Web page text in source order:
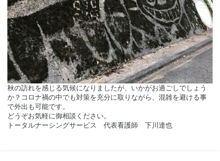
秋の訪れを感じる気候になりましたが、いかがお過ごしでしょう
か？コロナ禍の中でも対策を充分に取りながら、混雑を避ける事
で外出も可能です。
どうぞお気軽に御相談ください。
トータルナーシングサービス 代表看護師 下川達也